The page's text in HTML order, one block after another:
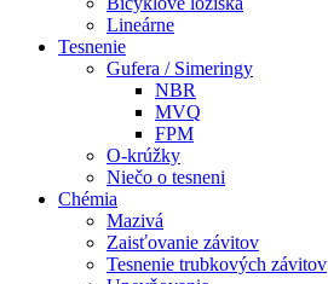
Lineárne
Tesnenie
Gufera / Simeringy
NBR
MVQ
FPM
O-krúžky
Niečo o tesneni
Chémia
Mazivá
Zaisťovanie závitov
Tesnenie trubkových závitov